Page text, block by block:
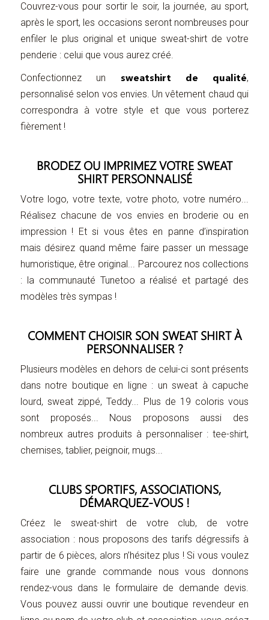
Couvrez-vous pour sortir le soir, la journée, au sport,
après le sport, les occasions seront nombreuses pour
enfiler le plus original et unique sweat-shirt de votre
penderie : celui que vous aurez créé.
Confectionnez un sweatshirt de qualité,
personnalisé selon vos envies. Un vêtement chaud qui
correspondra à votre style et que vous porterez
fièrement !
BRODEZ OU IMPRIMEZ VOTRE SWEAT
SHIRT PERSONNALISÉ
Votre logo, votre texte, votre photo, votre numéro...
Réalisez chacune de vos envies en broderie ou en
impression ! Et si vous êtes en panne d’inspiration
mais désirez quand même faire passer un message
humoristique, être original... Parcourez nos collections
: la communauté Tunetoo a réalisé et partagé des
modèles très sympas !
COMMENT CHOISIR SON SWEAT SHIRT À
PERSONNALISER ?
Plusieurs modèles en dehors de celui-ci sont présents
dans notre boutique en ligne : un sweat à capuche
lourd, sweat zippé, Teddy... Plus de 19 coloris vous
sont proposés... Nous proposons aussi des
nombreux autres produits à personnaliser : tee-shirt,
chemises, tablier, peignoir, mugs...
CLUBS SPORTIFS, ASSOCIATIONS,
DÉMARQUEZ-VOUS !
Créez le sweat-shirt de votre club, de votre
association : nous proposons des tarifs dégressifs à
partir de 6 pièces, alors n’hésitez plus ! Si vous voulez
faire une grande commande nous vous donnons
rendez-vous dans le formulaire de demande devis.
Vous pouvez aussi ouvrir une boutique revendeur en